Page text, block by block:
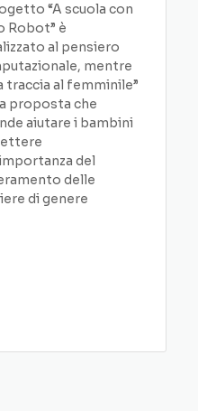
“A scuola con
Robot” è
al pensiero
mentre
traccia al femminile”
proposta che
aiutare i bambini
del
delle
di genere